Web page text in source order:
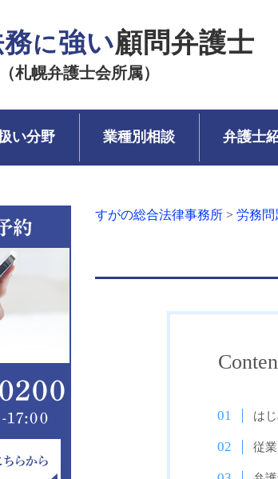
に強い顧問弁護士
札幌弁護士会所属）
い分野 業種別相談 弁護士
すがの総合法律事務所 > 労務問
は
従